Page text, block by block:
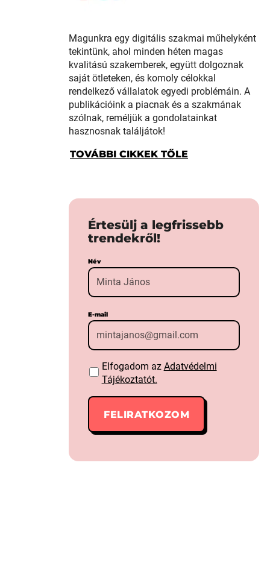
Magunkra egy digitális szakmai műhelyként
tekintünk, ahol minden héten magas
kvalitású szakemberek, együtt dolgoznak
saját ötleteken, és komoly célokkal
rendelkező vállalatok egyedi problémáin. A
publikációink a piacnak és a szakmának
szólnak, reméljük a gondolatainkat
hasznosnak találjátok!
TOVÁBBI CIKKEK TŐLE
Értesülj a legfrissebb
trendekről!
Név
E-mail
Elfogadom az Adatvédelmi
Tájékoztatót.